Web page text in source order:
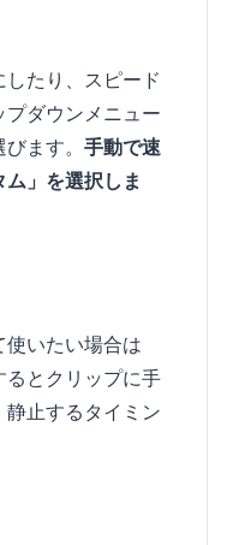
たり、スピード
プダウンメニュー
ます。 手動で速
」を選択しま
使いたい場合は
るとクリップに手
止するタイミン